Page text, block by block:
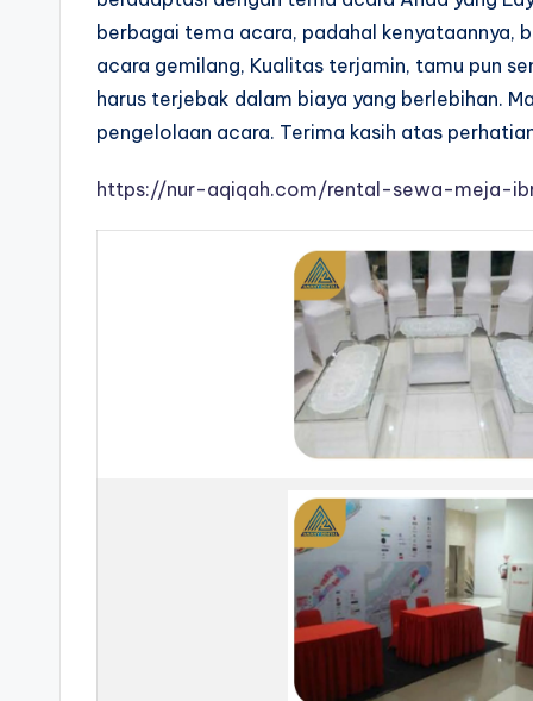
berbagai tema acara, padahal kenyataannya,
acara gemilang, Kualitas terjamin, tamu pun
harus terjebak dalam biaya yang berlebihan.
pengelolaan acara. Terima kasih atas
https://nur-aqiqah.com/rental-sewa-meja-